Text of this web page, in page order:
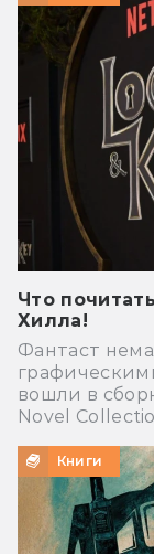
Что
Хилла!
Фантаст
вошли в
Novel
Книги